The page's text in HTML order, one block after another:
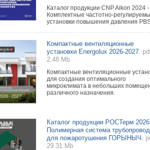
Каталог продукции CNP Aikon 2024 -
Комплектные частотно-
установки повышения давления
Компактные вентиляционные
установки Energolux 2026-2027.
2.48 Mb
Компактные вентиляционные
для создания оптимального
микроклимата в небольших
различного назначения.
Каталог продукции РОСТерм
Полимерная система
для пожаротушения ГОРЫНЫЧ.
29.31 Mb